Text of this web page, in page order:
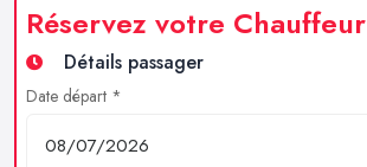
Réservez votre Chauffeur
Détails passager
Date départ *